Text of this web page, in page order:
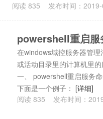
阅读835 发布时间：
powershell重启服
在windows域控服务器管
或活动目录里的计算机里
一、 powershell重启服务
下面是一个例子： [详细]
阅读835 发布时间：